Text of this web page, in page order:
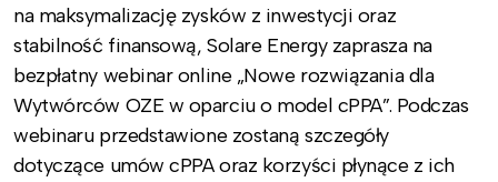
na maksymalizację zysków z inwestycji oraz
stabilność finansową, Solare Energy zaprasza na
bezpłatny webinar online „Nowe rozwiązania dla
Wytwórców OZE w oparciu o model cPPA”. Podczas
webinaru przedstawione zostaną szczegóły
dotyczące umów cPPA oraz korzyści płynące z ich